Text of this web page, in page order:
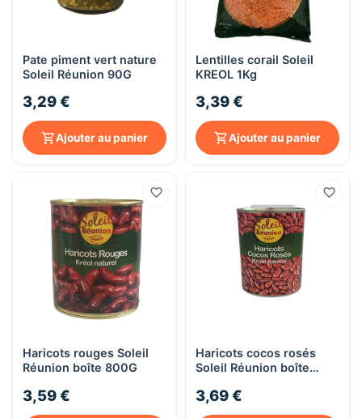
Pate piment vert nature
Soleil Réunion 90G
3,29 €
Ajouter au panier
Lentilles corail Soleil
KREOL 1Kg
3,39 €
Ajouter au panier
Haricots rouges Soleil
Réunion boîte 800G
3,59 €
Haricots cocos rosés
Soleil Réunion boîte
3,69 €